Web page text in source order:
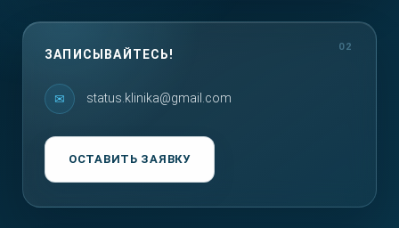
ЗАПИСЫВАЙТЕСЬ!
status.klinika@gmail.com
ОСТАВИТЬ ЗАЯВКУ